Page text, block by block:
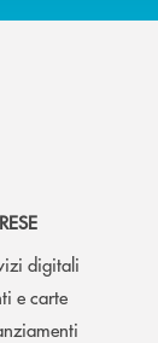
digitali
e carte